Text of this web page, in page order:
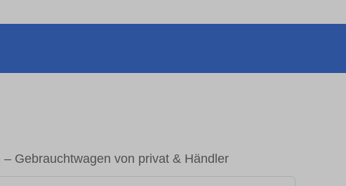
Gebrauchtwagen von privat & Händler